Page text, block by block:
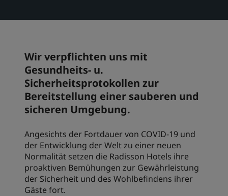
Prize by Radisson
Verbundene Marken in China
Kunlun Golden Tulip
Besuchen Sie unseren Blog
Wir verpflichten uns mit
Gesundheits- u.
Sicherheitsprotokollen zur
Bereitstellung einer sauberen und
sicheren Umgebung.
Angesichts der Fortdauer von COVID-19 und
der Entwicklung der Welt zu einer neuen
Normalität setzen die Radisson Hotels ihre
proaktiven Bemühungen zur Gewährleistung
der Sicherheit und des Wohlbefindens ihrer
Gäste fort.